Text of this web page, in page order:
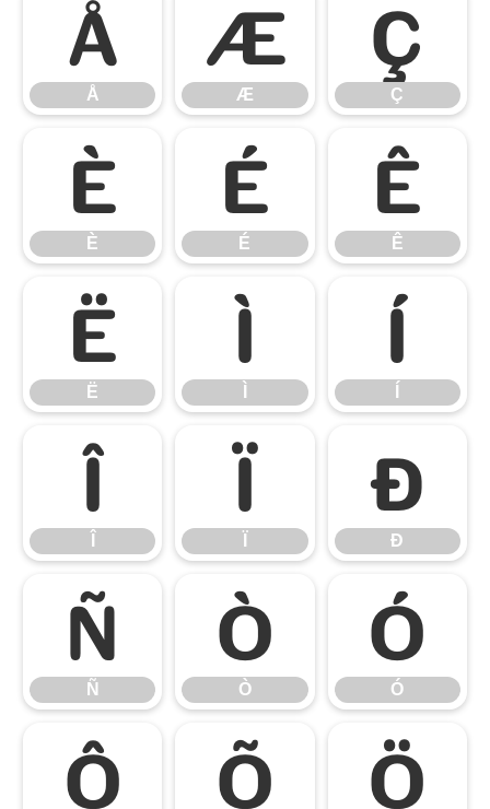
Å
Å Æ
Æ Ç
Ç
È
È É
É Ê
Ê
Ë
Ë Ì Í
Î Ï Ð
Ð
Ñ
Ñ Ò
Ò Ó
Ó
Ô Õ Ö